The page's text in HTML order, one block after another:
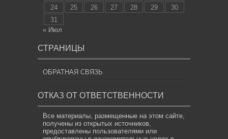
24
25 26 27 28 29
30
31
« Июл
СТРАНИЦЫ
ОБРАТНАЯ СВЯЗЬ
ОТКАЗ ОТ ОТВЕТСТВЕННОСТИ
Все материалы, размещенные на этом сайте,
получены из открытых источников,
предоставлены пользователями или